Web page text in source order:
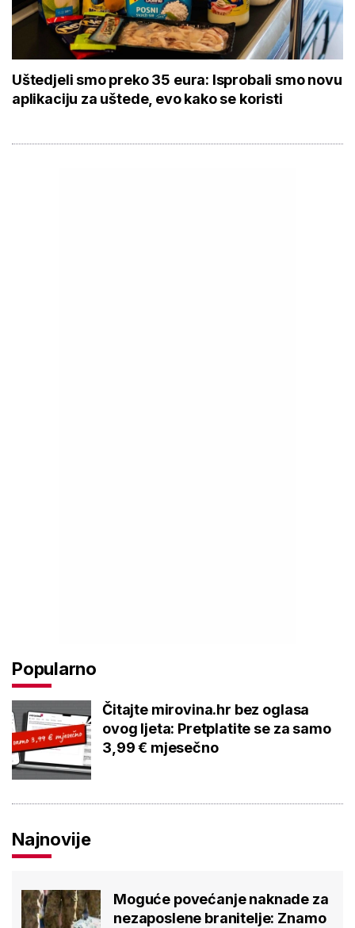
Uštedjeli smo preko 35 eura: Isprobali smo novu
aplikaciju za uštede, evo kako se koristi
Popularno
Čitajte mirovina.hr bez oglasa
ovog ljeta: Pretplatite se za samo
3,99 € mjesečno
Najnovije
Moguće povećanje naknade za
nezaposlene branitelje: Znamo